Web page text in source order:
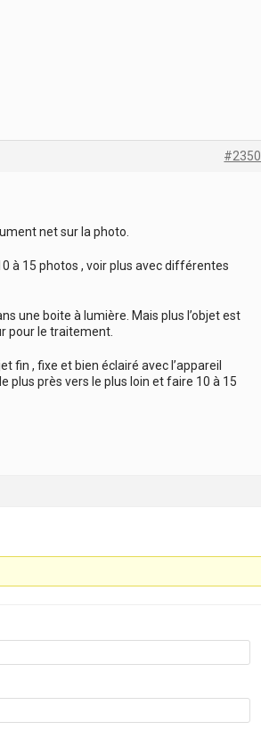
#2350
net sur la photo.
à 15 photos , voir plus avec différentes
une boite à lumière. Mais plus l’objet est
pour le traitement.
fin , fixe et bien éclairé avec l’appareil
plus près vers le plus loin et faire 10 à 15